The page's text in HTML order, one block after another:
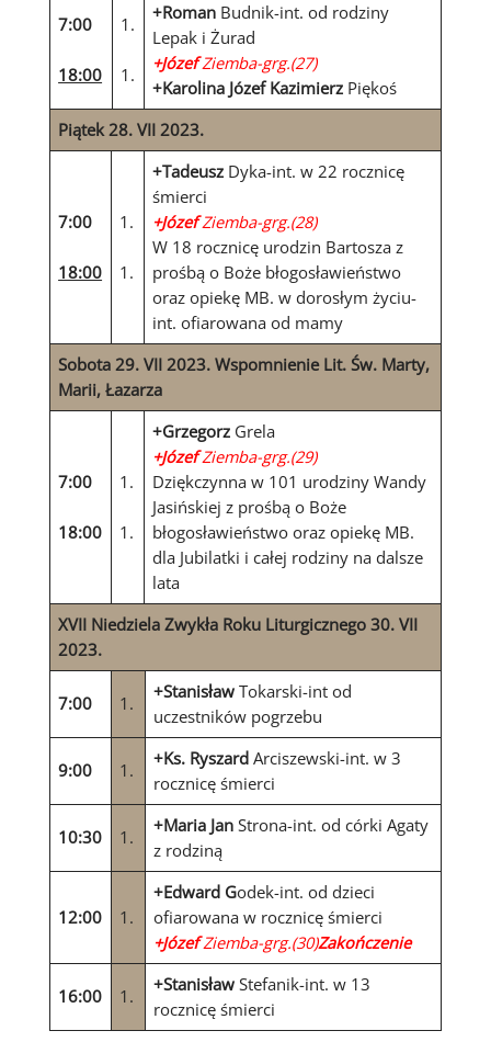
7:00
18:00
1.
1.
+Roman Budnik-int. od rodziny
Lepak i Żurad
+JózefZiemba-grg.(27)
+Karolina Józef Kazimierz Piękoś
Piątek 28. VII 2023.
7:00
18:00
1.
1.
+Tadeusz Dyka-int. w 22 rocznicę
śmierci
+JózefZiemba-grg.(28)
W 18 rocznicę urodzin Bartosza z
prośbą o Boże błogosławieństwo
oraz opiekę MB. w dorosłym życiu-
int. ofiarowana od mamy
Sobota 29. VII 2023. Wspomnienie Lit. Św. Marty,
Marii, Łazarza
7:00
18:00
1.
1.
+Grzegorz Grela
+JózefZiemba-grg.(29)
Dziękczynna w 101 urodziny Wandy
Jasińskiej z prośbą o Boże
błogosławieństwo oraz opiekę MB.
dla Jubilatki i całej rodziny na dalsze
lata
XVII Niedziela Zwykła Roku Liturgicznego 30. VII
2023.
7:00 1.
+Stanisław Tokarski-int od
uczestników pogrzebu
9:00 1.
+Ks. Ryszard Arciszewski-int. w 3
rocznicę śmierci
10:30 1.
+Maria JanStrona-int. od córki Agaty
z rodziną
12:00 1.
+Edward Godek-int. od dzieci
ofiarowana w rocznicę śmierci
+JózefZiemba-grg.(30)Zakończenie
16:00 1.
+StanisławStefanik-int. w 13
rocznicę śmierci